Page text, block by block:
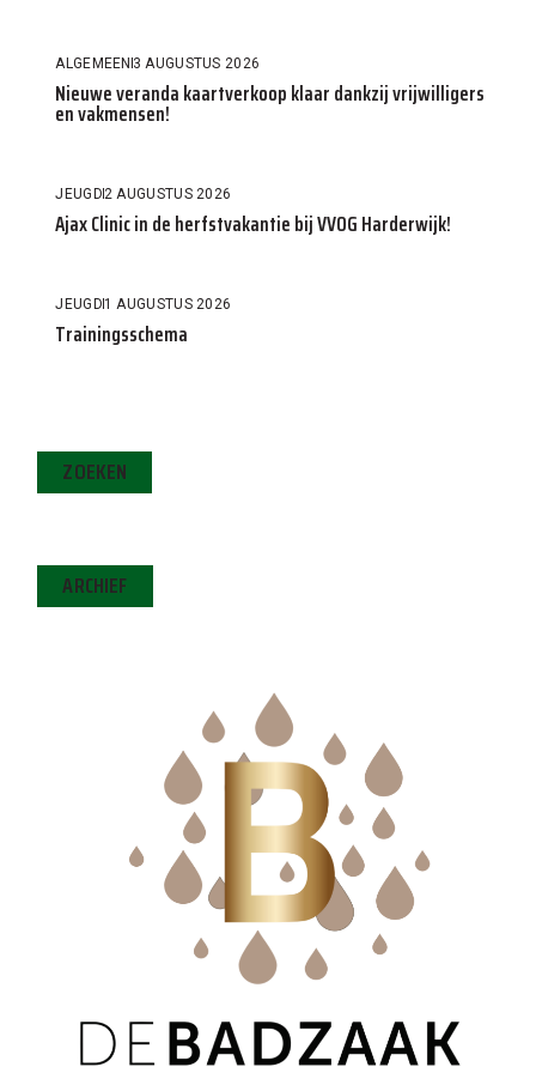
ALGEMEEN3 AUGUSTUS 2026
Nieuwe veranda kaartverkoop klaar dankzij vrijwilligers
en vakmensen!
JEUGD2 AUGUSTUS 2026
Ajax Clinic in de herfstvakantie bij VVOG Harderwijk!
JEUGD1 AUGUSTUS 2026
Trainingsschema
ZOEKEN
ARCHIEF